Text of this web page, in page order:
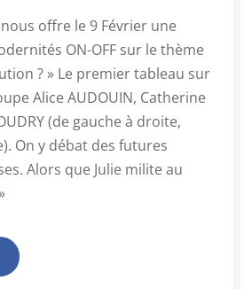
offre le 9 Février une
ON-OFF sur le thème
? » Le premier tableau sur
Alice AUDOUIN, Catherine
(de gauche à droite,
On y débat des futures
Alors que Julie milite au